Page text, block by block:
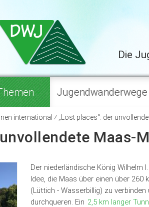
Die
Jugendwanderwege
international ⁄ „Lost places“: der
Maas-
Der niederländische König Wilhelm
Idee, die Maas über einen über 260
(Lüttich - Wasserbillig) zu verbinden
durchqueren. Ein 2,5 km langer